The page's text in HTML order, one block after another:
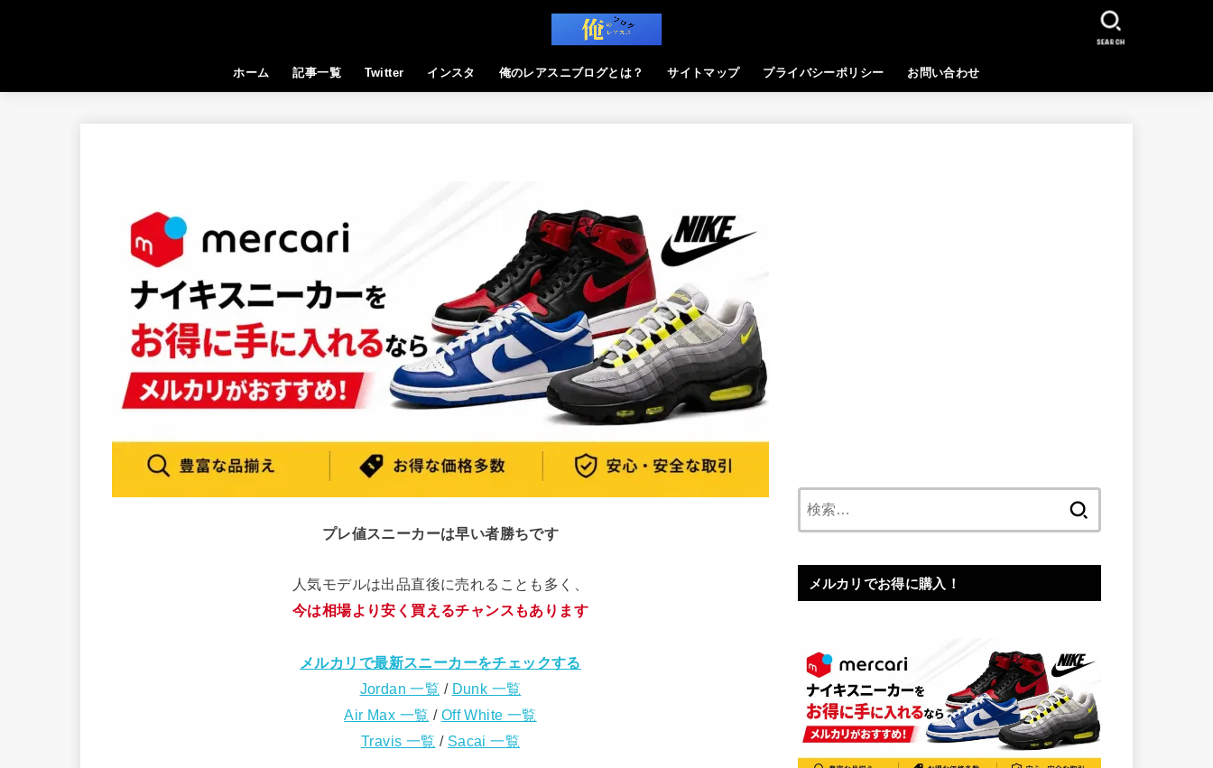
ホーム 記事一覧 Twitter インスタ 俺のレアスニブログとは？ サイトマップ プライバシーポリシー お問い合わせ
SEARCH
プレ値スニーカーは早い者勝ちです
人気モデルは出品直後に売れることも多く、
今は相場より安く買えるチャンスもあります
メルカリで最新スニーカーをチェックする
Jordan 一覧 / Dunk 一覧
Air Max 一覧 / Off White 一覧
Travis 一覧 / Sacai 一覧
メルカリでお得に購入！